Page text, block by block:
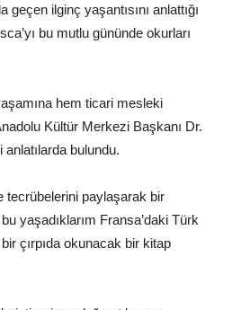
ilginç yaşantısını anlattığı
bu mutlu gününde okurları
hem ticari mesleki
Kültür Merkezi Başkanı Dr.
bulundu.
tecrübelerini paylaşarak bir
yaşadıklarım Fransa’daki Türk
çırpıda okunacak bir kitap